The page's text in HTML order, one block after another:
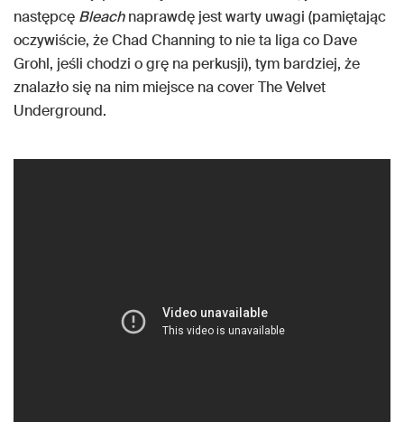
następcę Bleachnaprawdę jest warty uwagi (pamiętając
oczywiście, że Chad Channing to nie ta liga co Dave
Grohl, jeśli chodzi o grę na perkusji), tym bardziej, że
znalazło się na nim miejsce na cover The Velvet
Underground.